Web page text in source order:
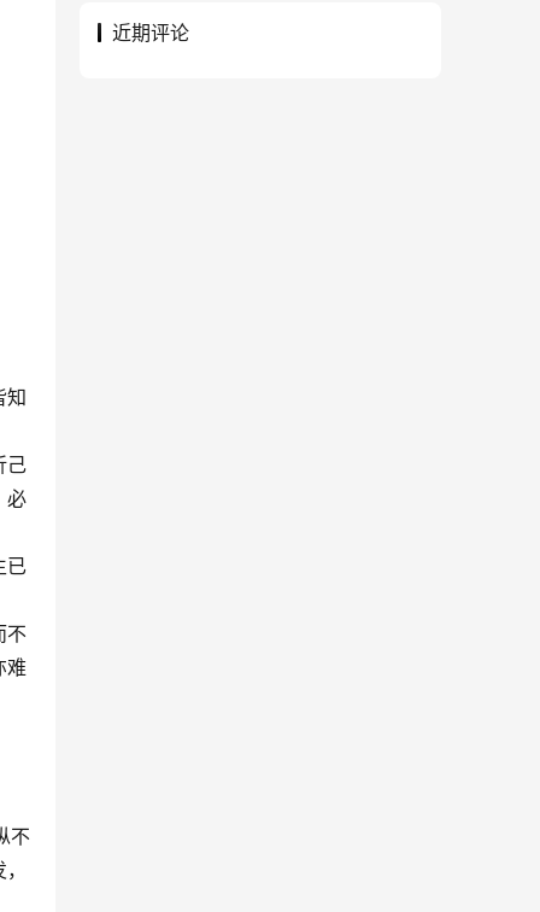
知
己
必
已
不
难
不
近期评论